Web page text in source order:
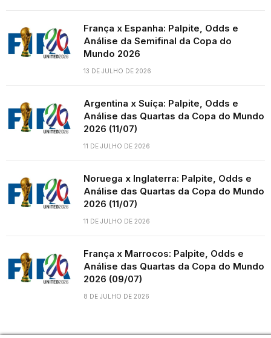
França x Espanha: Palpite, Odds e
Análise da Semifinal da Copa do
Mundo 2026
13 DE JULHO DE 2026
Argentina x Suíça: Palpite, Odds e
Análise das Quartas da Copa do Mundo
2026 (11/07)
11 DE JULHO DE 2026
Noruega x Inglaterra: Palpite, Odds e
Análise das Quartas da Copa do Mundo
2026 (11/07)
11 DE JULHO DE 2026
França x Marrocos: Palpite, Odds e
Análise das Quartas da Copa do Mundo
2026 (09/07)
8 DE JULHO DE 2026